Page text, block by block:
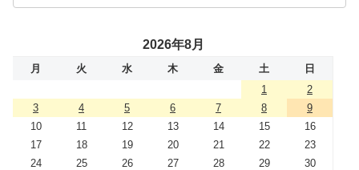
2026年8月
月 火 水 木 金 土
日
1
2
3
4 5 6 7 8
9
10
11 12 13 14 15
16
17
18 19 20 21 22
23
24
25 26 27 28 29
30